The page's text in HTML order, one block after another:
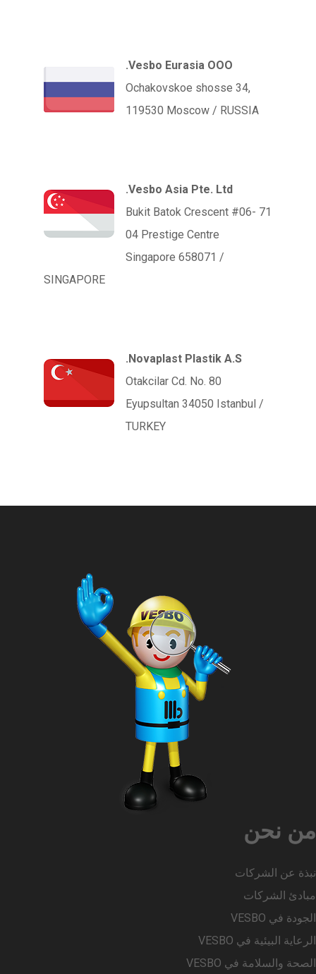
Vesbo Eurasia OOO.
Ochakovskoe shosse 34,
119530 Moscow / RUSSIA
Vesbo Asia Pte. Ltd.
71 Bukit Batok Crescent #06-
04 Prestige Centre
Singapore 658071 /
SINGAPORE
Novaplast Plastik A.S.
Otakcilar Cd. No. 80
Eyupsultan 34050 Istanbul /
TURKEY
من نحن
نبذة عن الشركات
مبادئ الشركات
الجودة في VESBO
الرعاية البيئية في VESBO
الصحة والسلامة في VESBO